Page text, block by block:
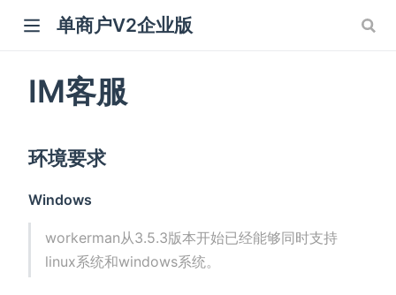
单商户V2企业版
IM客服
环境要求
Windows
workerman从3.5.3版本开始已经能够同时支持
linux系统和windows系统。